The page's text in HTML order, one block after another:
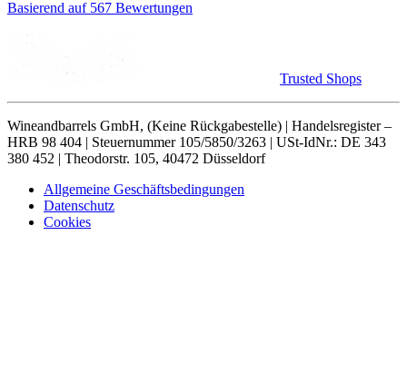
Basierend auf 567 Bewertungen
Trusted Shops
Wineandbarrels GmbH, (Keine Rückgabestelle) | Handelsregister –
HRB 98 404 | Steuernummer 105/5850/3263 | USt-IdNr.: DE 343
380 452 | Theodorstr. 105, 40472 Düsseldorf
Allgemeine Geschäftsbedingungen
Datenschutz
Cookies